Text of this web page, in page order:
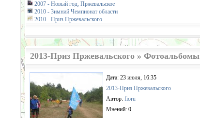
2007 - Новый год, Пржевальское
2010 - Зимний Чемпионат области
2010 - Приз Пржевальского
2013-Приз Пржевальского » Фотоальбомы
Дата: 23 июля, 16:35
2013-Приз Пржевальского
Автор: fioru
Мнений: 0